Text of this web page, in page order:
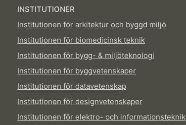
INSTITUTIONER
Institutionen för arkitektur och byggd miljö
Institutionen för biomedicinsk teknik
Institutionen för bygg- & miljöteknologi
Institutionen för byggvetenskaper
Institutionen för datavetenskap
Institutionen för designvetenskaper
Institutionen för elektro- och informationsteknik